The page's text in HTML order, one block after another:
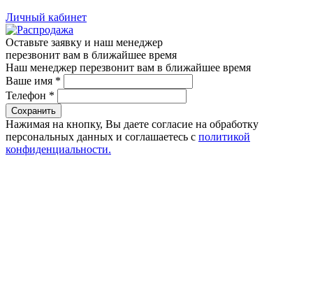
Личный кабинет
Оставьте заявку и наш менеджер
перезвонит вам в ближайшее время
Наш менеджер перезвонит вам в ближайшее время
Ваше имя *
Телефон *
Сохранить
Нажимая на кнопку, Вы даете согласие на обработку
персональных данных и соглашаетесь с политикой
конфиденциальности.